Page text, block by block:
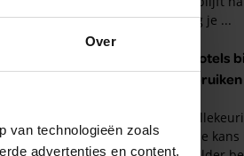
Over
van technologieën zoals
advertenties en content,